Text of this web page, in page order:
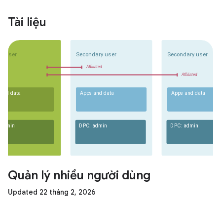
Tài liệu
Quản lý nhiều người dùng
Updated 22 tháng 2, 2026